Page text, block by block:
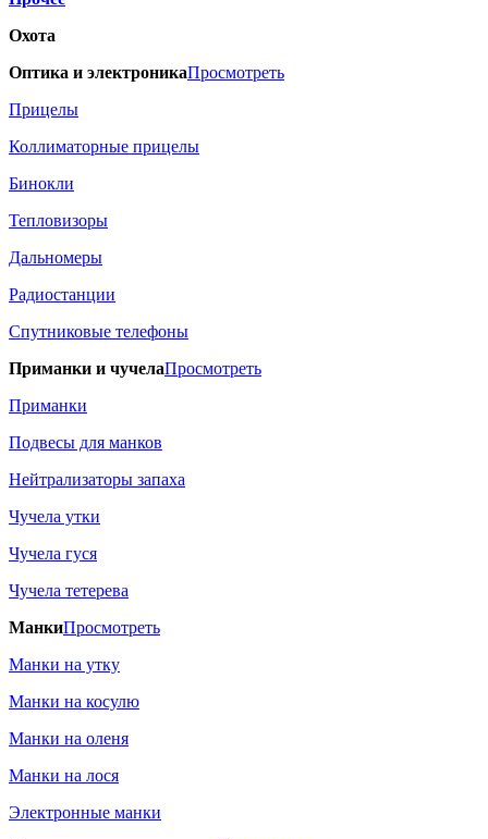
Охота
Оптика и электроникаПросмотреть
Прицелы
Коллиматорные прицелы
Бинокли
Тепловизоры
Дальномеры
Радиостанции
Спутниковые телефоны
Приманки и чучелаПросмотреть
Приманки
Подвесы для манков
Нейтрализаторы запаха
Чучела утки
Чучела гуся
Чучела тетерева
МанкиПросмотреть
Манки на утку
Манки на косулю
Манки на оленя
Манки на лося
Электронные манки